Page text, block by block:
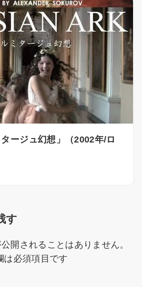
ージュ幻想」（2002年/ロ
す
開されることはありません。
は必須項目です